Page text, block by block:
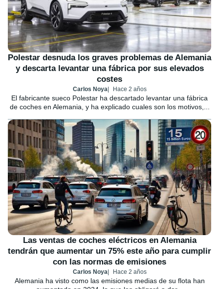
Polestar desnuda los graves problemas de Alemania
y descarta levantar una fábrica por sus elevados
costes
Carlos Noya Hace 2 años
El fabricante sueco Polestar ha descartado levantar una fábrica
de coches en Alemania, y ha explicado cuales son los motivos,...
Las ventas de coches eléctricos en Alemania
tendrán que aumentar un 75% este año para cumplir
con las normas de emisiones
Carlos Noya Hace 2 años
Alemania ha visto como las emisiones medias de su flota han